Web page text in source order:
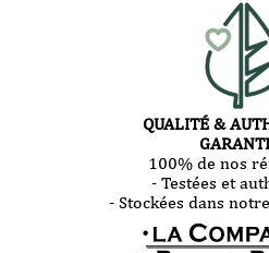
QUALITÉ &
100% de nos
- Testées et
- Stockées dans